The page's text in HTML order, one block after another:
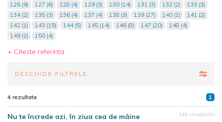
126 (9)
127 (6) 128 (4) 129 (3) 130 (14) 131 (3) 132 (2)
133 (3)
134 (2)
135 (3) 136 (4) 137 (4) 138 (3) 139 (27) 140 (1)
141 (2)
142 (1)
143 (15) 144 (5) 145 (14) 146 (8) 147 (20)
148 (4)
149 (2)
150 (4)
+ Citeste referinta
DESCHIDE FILTRELE
4 rezultate 1
Nu te încrede azi, în ziua cea de mâine 310 vizualizări